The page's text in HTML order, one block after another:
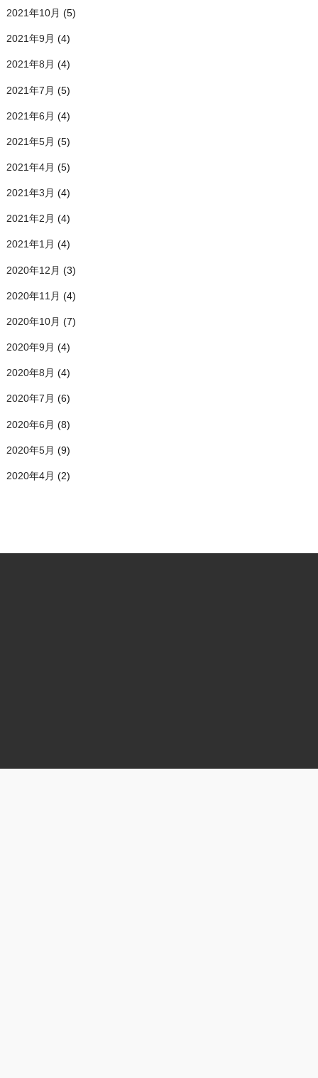
2021年10月 (5)
2021年9月 (4)
2021年8月 (4)
2021年7月 (5)
2021年6月 (4)
2021年5月 (5)
2021年4月 (5)
2021年3月 (4)
2021年2月 (4)
2021年1月 (4)
2020年12月 (3)
2020年11月 (4)
2020年10月 (7)
2020年9月 (4)
2020年8月 (4)
2020年7月 (6)
2020年6月 (8)
2020年5月 (9)
2020年4月 (2)